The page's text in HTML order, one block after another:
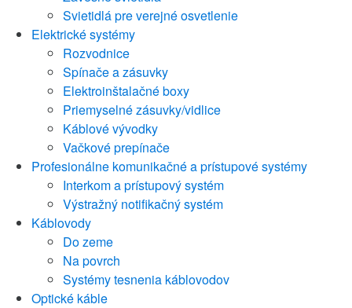
Svietidlá pre verejné osvetlenie
Elektrické systémy
Rozvodnice
Spínače a zásuvky
Elektroinštalačné boxy
Priemyselné zásuvky/vidlice
Káblové vývodky
Vačkové prepínače
Profesionálne komunikačné a prístupové systémy
Interkom a prístupový systém
Výstražný notifikačný systém
Káblovody
Do zeme
Na povrch
Systémy tesnenia káblovodov
Optické káble